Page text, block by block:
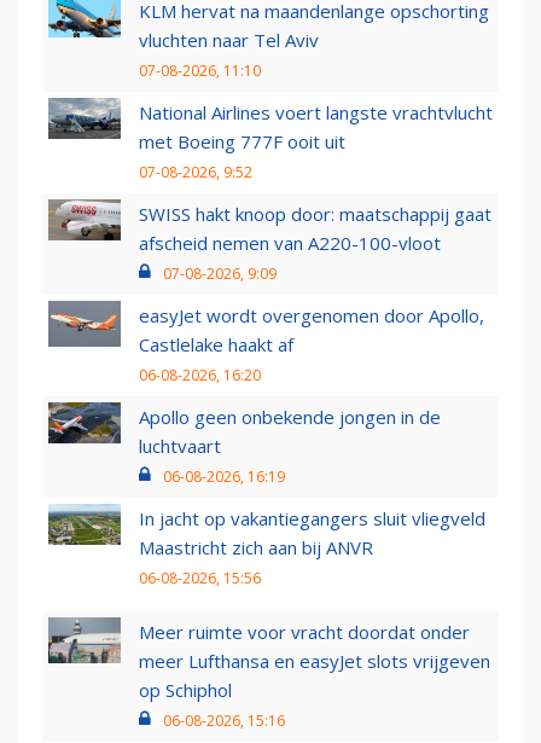
KLM hervat na maandenlange opschorting
vluchten naar Tel Aviv
07-08-2026, 11:10
National Airlines voert langste vrachtvlucht
met Boeing 777F ooit uit
07-08-2026, 9:52
SWISS hakt knoop door: maatschappij gaat
afscheid nemen van A220-100-vloot
07-08-2026, 9:09
easyJet wordt overgenomen door Apollo,
Castlelake haakt af
06-08-2026, 16:20
Apollo geen onbekende jongen in de
luchtvaart
06-08-2026, 16:19
In jacht op vakantiegangers sluit vliegveld
Maastricht zich aan bij ANVR
06-08-2026, 15:56
Meer ruimte voor vracht doordat onder
meer Lufthansa en easyJet slots vrijgeven
op Schiphol
06-08-2026, 15:16